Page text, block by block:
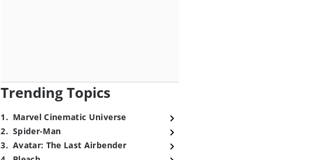
Trending Topics
1. Marvel Cinematic Universe
2. Spider-Man
3. Avatar: The Last Airbender